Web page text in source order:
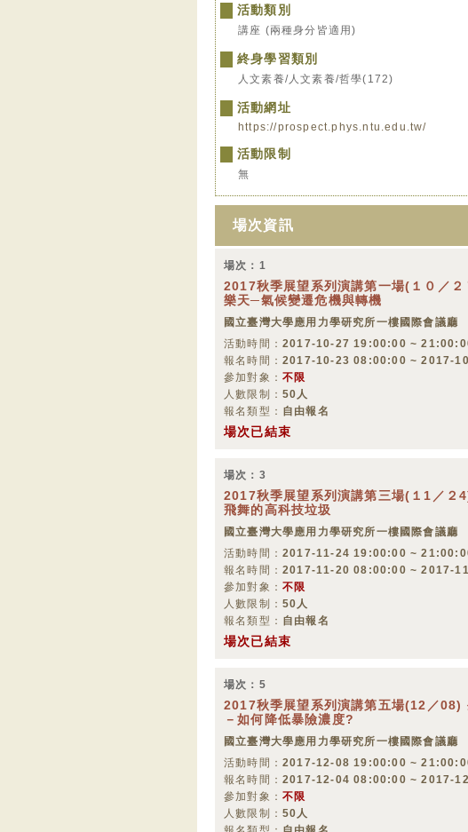
活動類別
講座 (兩種身分皆適用)
終身學習類別
人文素養/人文素養/哲學(172)
活動網址
https://prospect.phys.ntu.edu.tw/
活動限制
無
場次資訊
場次：1
2017秋季展望系列演講第一場(１０／２
樂天─氣候變遷危機與轉機
國立臺灣大學應用力學研究所一樓國際會議廳
活動時間： 2017-10-27 19:00:00 ~
報名時間： 2017-10-23 08:00:00 ~ 2017-
參加對象： 不限
人數限制： 50人
報名類型： 自由報名
場次已結束
場次：3
2017秋季展望系列演講第三場(１1／２
飛舞的高科技垃圾
國立臺灣大學應用力學研究所一樓國際會議廳
活動時間： 2017-11-24 19:00:00 ~
報名時間： 2017-11-20 08:00:00 ~ 2017-
參加對象： 不限
人數限制： 50人
報名類型： 自由報名
場次已結束
場次：5
2017秋季展望系列演講第五場(12／08)
－如何降低暴險濃度?
國立臺灣大學應用力學研究所一樓國際會議廳
活動時間： 2017-12-08 19:00:00 ~
報名時間： 2017-12-04 08:00:00 ~ 2017-
參加對象： 不限
人數限制： 50人